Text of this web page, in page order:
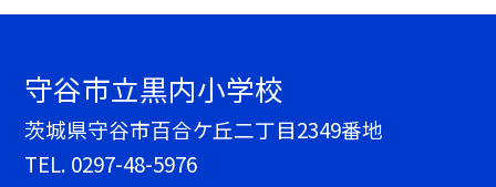
守谷市立黒内小学校
茨城県守谷市百合ケ丘二丁目2349番地
TEL. 0297-48-5976